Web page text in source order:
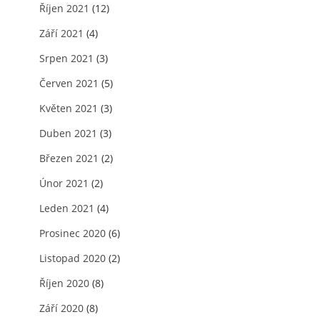
Říjen 2021 (12)
Září 2021 (4)
Srpen 2021 (3)
Červen 2021 (5)
Květen 2021 (3)
Duben 2021 (3)
Březen 2021 (2)
Únor 2021 (2)
Leden 2021 (4)
Prosinec 2020 (6)
Listopad 2020 (2)
Říjen 2020 (8)
Září 2020 (8)